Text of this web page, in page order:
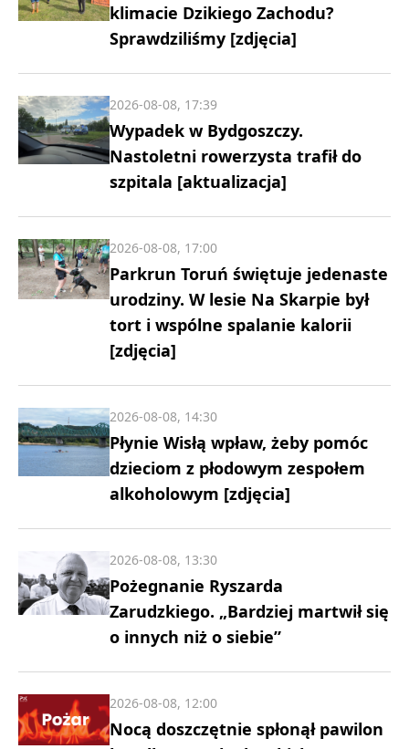
klimacie Dzikiego Zachodu?
Sprawdziliśmy [zdjęcia]
Wypadek w Bydgoszczy.
Nastoletni rowerzysta trafił do
szpitala [aktualizacja]
2026-08-08, 17:39
Parkrun Toruń świętuje jedenaste
urodziny. W lesie Na Skarpie był
tort i wspólne spalanie kalorii
[zdjęcia]
2026-08-08, 17:00
Płynie Wisłą wpław, żeby pomóc
dzieciom z płodowym zespołem
alkoholowym [zdjęcia]
2026-08-08, 14:30
Pożegnanie Ryszarda
Zarudzkiego. „Bardziej martwił się
o innych niż o siebie”
2026-08-08, 13:30
Nocą doszczętnie spłonął pawilon
2026-08-08, 12:00